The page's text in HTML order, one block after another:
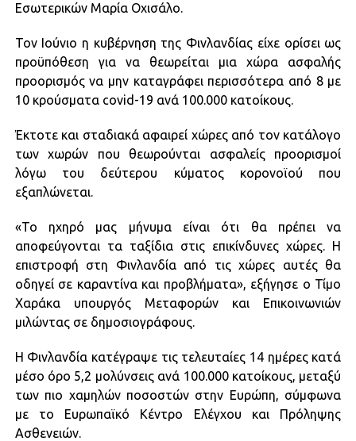
Εσωτερικών Μαρία Οχισάλο.
Τον Ιούνιο η κυβέρνηση της Φινλανδίας είχε ορίσει ως
προϋπόθεση για να θεωρείται μια χώρα ασφαλής
προορισμός να μην καταγράφει περισσότερα από 8 με
10 κρούσματα covid-19 ανά 100.000 κατοίκους.
Έκτοτε και σταδιακά αφαιρεί χώρες από τον κατάλογο
των χωρών που θεωρούνται ασφαλείς προορισμοί
λόγω του δεύτερου κύματος κορονοϊού που
εξαπλώνεται.
«Το ηχηρό μας μήνυμα είναι ότι θα πρέπει να
αποφεύγονται τα ταξίδια στις επικίνδυνες χώρες. Η
επιστροφή στη Φινλανδία από τις χώρες αυτές θα
οδηγεί σε καραντίνα και προβλήματα», εξήγησε ο Τίμο
Χαράκα υπουργός Μεταφορών και Επικοινωνιών
μιλώντας σε δημοσιογράφους.
Η Φινλανδία κατέγραψε τις τελευταίες 14 ημέρες κατά
μέσο όρο 5,2 μολύνσεις ανά 100.000 κατοίκους, μεταξύ
των πιο χαμηλών ποσοστών στην Ευρώπη, σύμφωνα
με το Ευρωπαϊκό Κέντρο Ελέγχου και Πρόληψης
Ασθενειών.